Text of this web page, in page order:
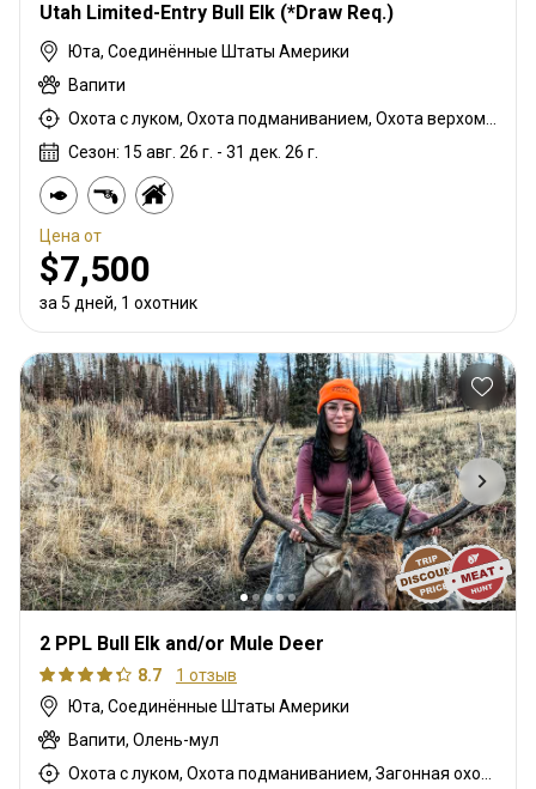
Utah Limited-Entry Bull Elk (*Draw Req.)
Юта, Соединённые Штаты Америки
Вапити
Сезон: 15 авг. 26 г. - 31 дек. 26 г.
Цена от
$7,500
за 5 дней, 1 охотник
2 PPL Bull Elk and/or Mule Deer
8.7
1 отзыв
Юта, Соединённые Штаты Америки
Вапити, Олень-мул